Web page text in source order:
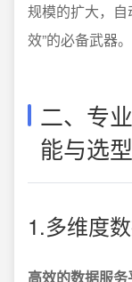
规模的扩大，自
效”的必备武器。
二、专
能与选
1.多维度
高效的数据服务